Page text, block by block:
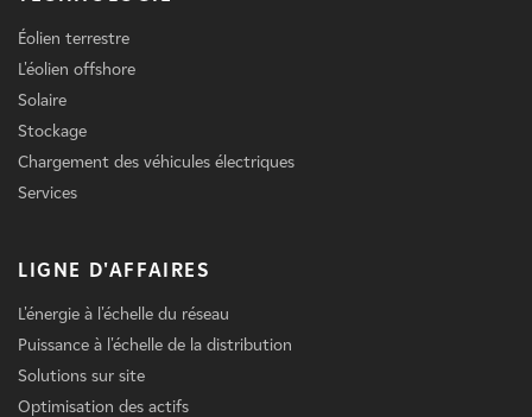
Éolien terrestre
L'éolien offshore
Solaire
Stockage
Chargement des véhicules électriques
Services
LIGNE D'AFFAIRES
L'énergie à l'échelle du réseau
Puissance à l'échelle de la distribution
Solutions sur site
Optimisation des actifs